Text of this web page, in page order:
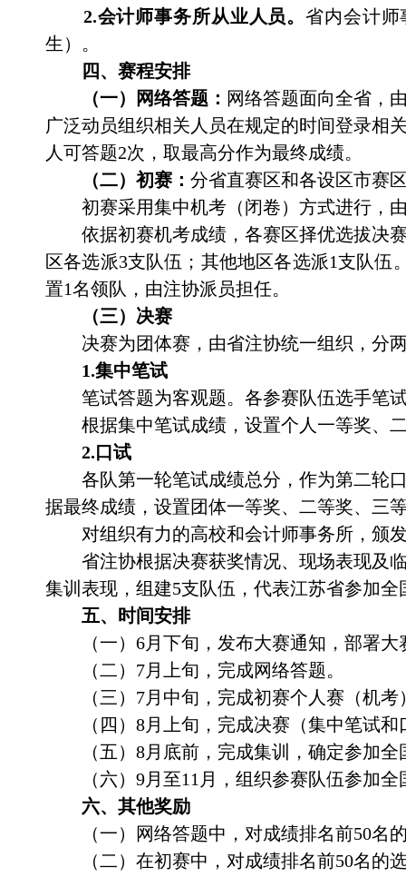
2.会计师事务所从业人员。省内会计师
生）。
四、赛程安排
（一）网络答题： 网络答题面向全省，
广泛动员组织相关人员在规定的时间登录相
人可答题2次，取最高分作为最终成绩。
（二）初赛： 分省直赛区和各设区市赛
初赛采用集中机考（闭卷）方式进行，
依据初赛机考成绩， 各赛区择优选拔决
区各选派3支队伍；其他地区各选派1支队伍
置1名领队，由注协派员担任。
（三）决赛
决赛为团体赛，由省注协统一组织，分
1.集中笔试
笔试答题为客观题。各参赛队伍选手笔
根据集中笔试成绩， 设置个人一等奖、
2.口试
各队第一轮笔试成绩总分，作为第二轮
据最终成绩， 设置团体一等奖、二等奖、三
对组织有力的高校和会计师事务所，颁
省注协根据决赛获奖情况、现场表现及
集训表现， 组建5支队伍，代表江苏省参加全
五、时间安排
（一） 6月下旬，发布大赛通知，部署
（二） 7月上旬，完成网络答题。
（三） 7月中旬，完成初赛个人赛（机考
（四） 8月上旬，完成决赛（集中笔试和
（五） 8月底前，完成集训，确定参加全
（六） 9月至11 月，组织参赛队伍参加
六、其他奖励
（一）网络答题中，对成绩排名前50名
（二）在初赛中， 对成绩排名前50名的